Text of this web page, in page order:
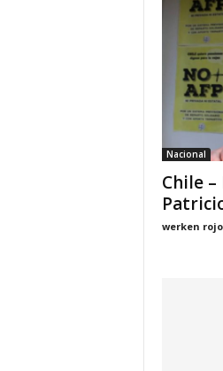
Nacional
Chile
werken rojo